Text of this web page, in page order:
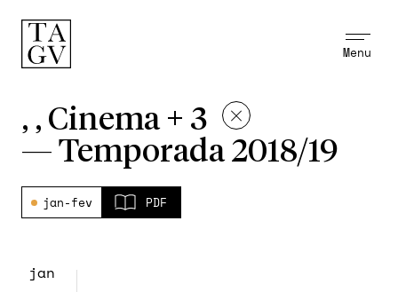
Menu
, , Cinema + 3
— Temporada 2018/19
jan-fev PDF
jan